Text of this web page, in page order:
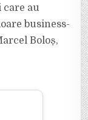
care au
business-
Boloș,